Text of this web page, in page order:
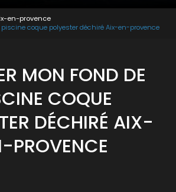
en-provence
coque polyester déchiré Aix-en-provence
MON FOND DE
COQUE
DÉCHIRÉ AIX-
PROVENCE